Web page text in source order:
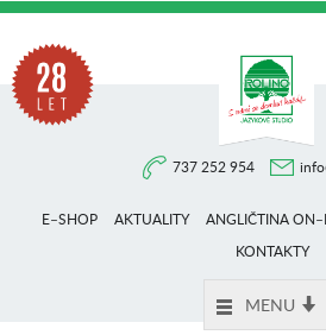
737 252 954
E–SHOP AKTUALITY ANGLIČTINA
KONTAKTY
MENU